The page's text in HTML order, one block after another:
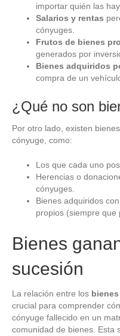
importar quién las
Salarios y rentas
cónyuges.
Frutos de bienes
generados por
Bienes adquiridos
compra de un
¿Qué no son
Por otro lado, existen
cónyuge, como:
Los que cada uno
Herencias o
cónyuges.
Bienes adquiridos
propios (siempre que
Bienes
sucesión
La relación entre los
crucial para comprender
cónyuge fallecido en un
comunidad de bienes. Esta